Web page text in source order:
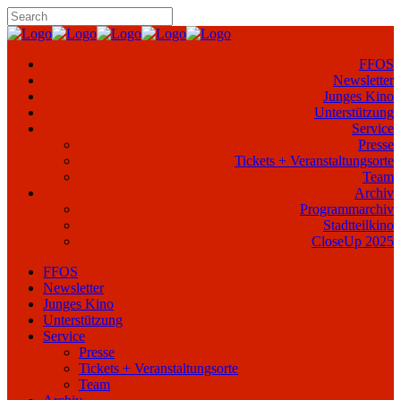
FFOS
Newsletter
Junges Kino
Unterstützung
Service
Presse
Tickets + Veranstaltungsorte
Team
Archiv
Programmarchiv
Stadtteilkino
CloseUp 2025
FFOS
Newsletter
Junges Kino
Unterstützung
Service
Presse
Tickets + Veranstaltungsorte
Team